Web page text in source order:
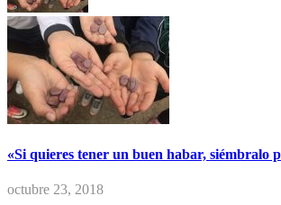
«Si quieres tener un buen habar, siémbralo
octubre 23, 2018